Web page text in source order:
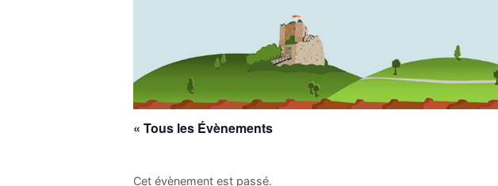
« Tous les Évènements
Cet évènement est passé.